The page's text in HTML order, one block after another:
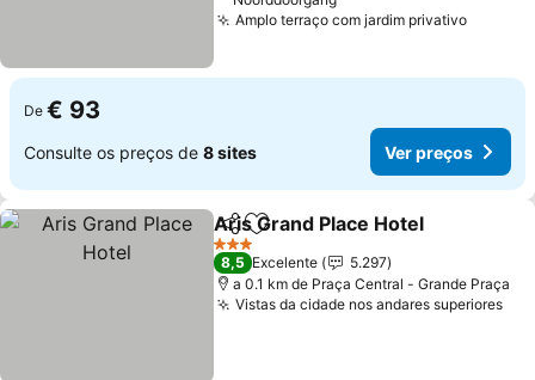
Amplo terraço com jardim privativo
De € 93
Consulte os preços de 8 sites Ver preços
PartilharAdicionar aos favoritos
Aris Grand Place Hotel
3 Estrelas
8,5 Excelente
5.297
a 0.1 km de Praça Central - Grande Praça
Vistas da cidade nos andares superiores